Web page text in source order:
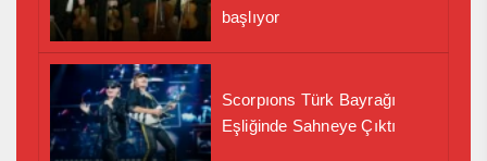
başlıyor
Scorpıons Türk Bayrağı
Eşliğinde Sahneye Çıktı